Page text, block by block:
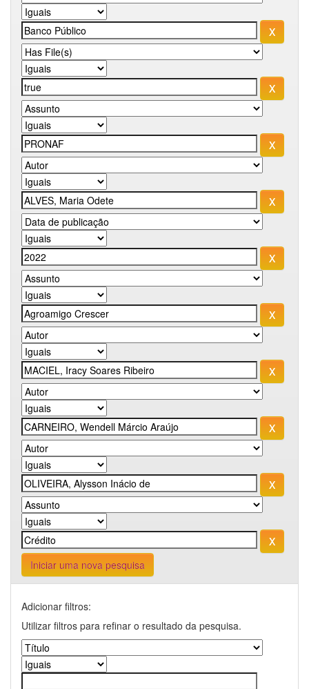
Iniciar uma nova pesquisa
Adicionar filtros:
Utilizar filtros para refinar o resultado da pesquisa.